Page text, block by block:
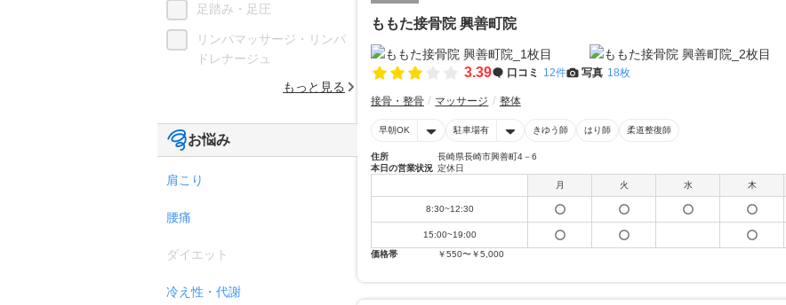
ももた接骨院 興善町院
3.39 口コミ 12件 写真 18枚
接骨・整骨 マッサージ 整体
早朝OK 駐車場有 きゆう師 はり師 柔道整復師
住所
長崎県長崎市興善町4－6
本日の営業状況 定休日
月
火 水 木
8:30~12:30
15:00~19:00
価格帯
￥550〜￥5,000
足踏み・足圧
リンパマッサージ・リンパ
ドレナージュ
もっと見る
お悩み
肩こり
腰痛
ダイエット
冷え性・代謝